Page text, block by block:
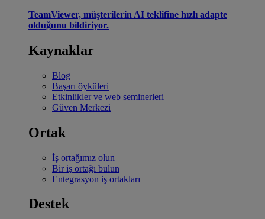
TeamViewer, müşterilerin AI teklifine hızlı adapte
olduğunu bildiriyor.
Kaynaklar
Blog
Başarı öyküleri
Etkinlikler ve web seminerleri
Güven Merkezi
Ortak
İş ortağımız olun
Bir iş ortağı bulun
Entegrasyon iş ortakları
Destek